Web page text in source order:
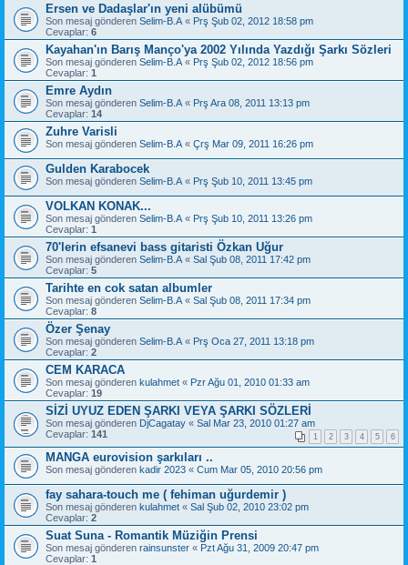
Ersen ve Dadaşlar'ın yeni alübümü
Son mesaj gönderen Selim-B.A « Prş Şub 02, 2012 18:58 pm
Cevaplar: 6
Kayahan'ın Barış Manço'ya 2002 Yılında Yazdığı Şarkı Sözleri
Son mesaj gönderen Selim-B.A « Prş Şub 02, 2012 18:56 pm
Cevaplar: 1
Emre Aydın
Son mesaj gönderen Selim-B.A « Prş Ara 08, 2011 13:13 pm
Cevaplar: 14
Zuhre Varisli
Son mesaj gönderen Selim-B.A « Çrş Mar 09, 2011 16:26 pm
Gulden Karabocek
Son mesaj gönderen Selim-B.A « Prş Şub 10, 2011 13:45 pm
VOLKAN KONAK...
Son mesaj gönderen Selim-B.A « Prş Şub 10, 2011 13:26 pm
Cevaplar: 1
70'lerin efsanevi bass gitaristi Özkan Uğur
Son mesaj gönderen Selim-B.A « Sal Şub 08, 2011 17:42 pm
Cevaplar: 5
Tarihte en cok satan albumler
Son mesaj gönderen Selim-B.A « Sal Şub 08, 2011 17:34 pm
Cevaplar: 8
Özer Şenay
Son mesaj gönderen Selim-B.A « Prş Oca 27, 2011 13:18 pm
Cevaplar: 2
CEM KARACA
Son mesaj gönderen kulahmet « Pzr Ağu 01, 2010 01:33 am
Cevaplar: 19
SİZİ UYUZ EDEN ŞARKI VEYA ŞARKI SÖZLERİ
Son mesaj gönderen DjCagatay « Sal Mar 23, 2010 01:27 am
Cevaplar: 141 1 2 3 4 5 6
MANGA eurovision şarkıları ..
Son mesaj gönderen kadir 2023 « Cum Mar 05, 2010 20:56 pm
fay sahara-touch me ( fehiman uğurdemir )
Son mesaj gönderen kulahmet « Sal Şub 02, 2010 23:02 pm
Cevaplar: 2
Suat Suna - Romantik Müziğin Prensi
Son mesaj gönderen rainsunster « Pzt Ağu 31, 2009 20:47 pm
Cevaplar: 1